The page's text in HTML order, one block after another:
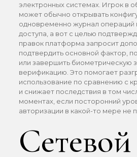
электронных системах. Игрок в
может обычно открывать
одновременно журнал операций
доступа, а вот с целью
правок платформа запросит
подтвердить основной фактор,
или завершить биометрическую
верификацию. Это помогает
использование по сравнению с
и снижает последствия в том
моментах, если посторонний
авторизации в какой-то мере не